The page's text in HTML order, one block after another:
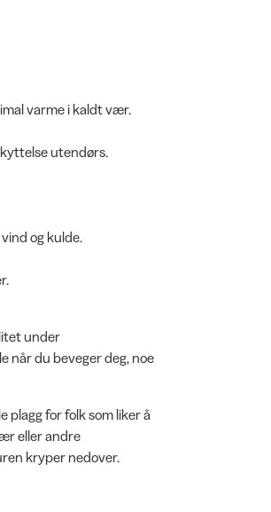
varme i kaldt vær.
utendørs.
og kulde.
under
når du beveger deg, noe
plagg for folk som liker å
eller andre
kryper nedover.